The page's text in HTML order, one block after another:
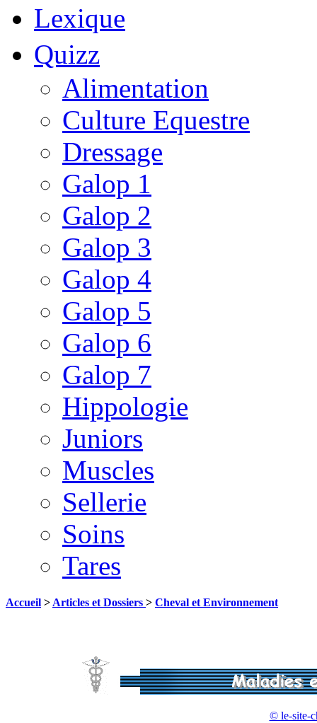
Lexique
Quizz
Alimentation
Culture Equestre
Dressage
Galop 1
Galop 2
Galop 3
Galop 4
Galop 5
Galop 6
Galop 7
Hippologie
Juniors
Muscles
Sellerie
Soins
Tares
Accueil > Articles et Dossiers > Cheval et Environnement
© le-site-